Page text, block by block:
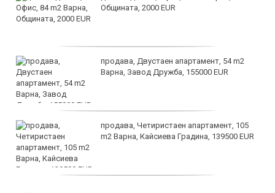
Общината, 2000 EUR
продава, Двустаен апартамент, 54 m2
Варна, Завод Дружба, 155000 EUR
продава, Четиристаен апартамент, 105
m2 Варна, Кайсиева Градина, 139500 EUR